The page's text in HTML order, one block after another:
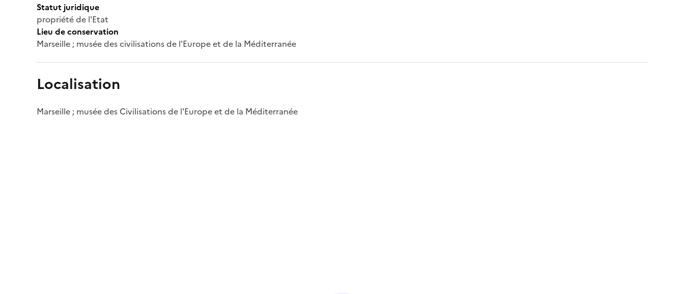
Statut juridique
propriété de l'Etat
Lieu de conservation
Marseille ; musée des civilisations de l'Europe et de la Méditerranée
Localisation
Marseille ; musée des Civilisations de l'Europe et de la Méditerranée